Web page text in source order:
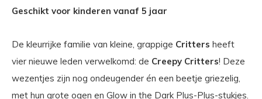
Geschikt voor kinderen vanaf 5 jaar
De kleurrijke familie van kleine, grappige Critters heeft
vier nieuwe leden verwelkomd: de Creepy Critters! Deze
wezentjes zijn nog ondeugender én een beetje griezelig,
met hun grote ogen en Glow in the Dark Plus-Plus-stukjes.